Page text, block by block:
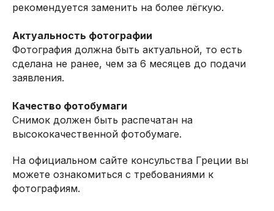
рекомендуется заменить на более лёгкую.
Актуальность фотографии
Фотография должна быть актуальной, то есть
сделана не ранее, чем за 6 месяцев до подачи
заявления.
Качество фотобумаги
Снимок должен быть распечатан на
высококачественной фотобумаге.
На официальном сайте консульства Греции вы
можете ознакомиться с требованиями к
фотографиям.